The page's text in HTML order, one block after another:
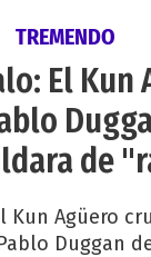
TREMENDO
El Kun
de
Kun Agüero
Duggan